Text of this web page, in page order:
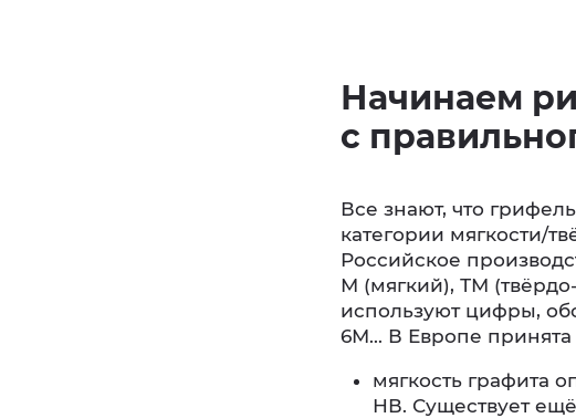
Начинаем
с
Все знают, что
категории мягкости/
Российское
М (мягкий), ТМ
используют цифры,
6М... В Европе
мягкость графита
НВ. Существует